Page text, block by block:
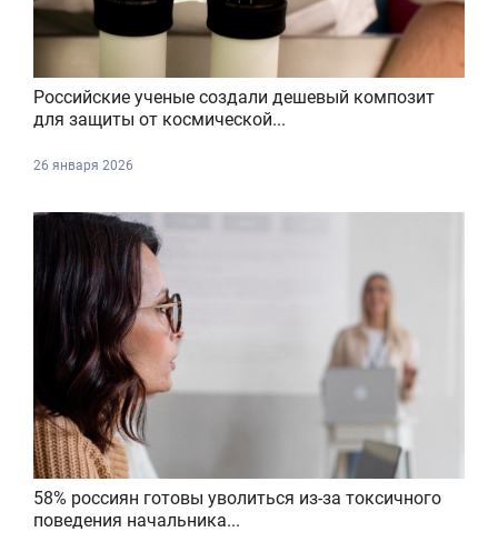
Российские ученые создали дешевый композит
для защиты от космической...
26 января 2026
58% россиян готовы уволиться из-за токсичного
поведения начальника...